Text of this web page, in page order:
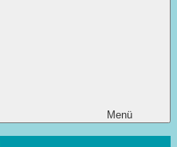
Menü